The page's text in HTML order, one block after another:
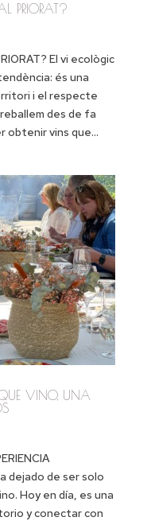
PRIORAT?
El vi ecològic
és una
i el respecte
des de fa
obtenir vins que...
VINO, UNA
dejado de ser solo
Hoy en día, es una
y conectar con